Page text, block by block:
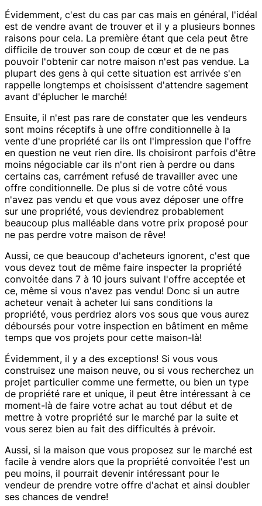
Évidemment, c'est du cas par cas mais en général, l'idéal
est de vendre avant de trouver et il y a plusieurs bonnes
raisons pour cela. La première étant que cela peut être
difficile de trouver son coup de cœur et de ne pas
pouvoir l'obtenir car notre maison n'est pas vendue. La
plupart des gens à qui cette situation est arrivée s'en
rappelle longtemps et choisissent d'attendre sagement
avant d'éplucher le marché!
Ensuite, il n'est pas rare de constater que les vendeurs
sont moins réceptifs à une offre conditionnelle à la
vente d'une propriété car ils ont l'impression que l'offre
en question ne veut rien dire. Ils choisiront parfois d'être
moins négociable car ils n'ont rien à perdre ou dans
certains cas, carrément refusé de travailler avec une
offre conditionnelle. De plus si de votre côté vous
n'avez pas vendu et que vous avez déposer une offre
sur une propriété, vous deviendrez probablement
beaucoup plus malléable dans votre prix proposé pour
ne pas perdre votre maison de rêve!
Aussi, ce que beaucoup d'acheteurs ignorent, c'est que
vous devez tout de même faire inspecter la propriété
convoitée dans 7 à 10 jours suivant l'offre acceptée et
ce, même si vous n'avez pas vendu! Donc si un autre
acheteur venait à acheter lui sans conditions la
propriété, vous perdriez alors vos sous que vous aurez
déboursés pour votre inspection en bâtiment en même
temps que vos projets pour cette maison-là!
Évidemment, il y a des exceptions! Si vous vous
construisez une maison neuve, ou si vous recherchez un
projet particulier comme une fermette, ou bien un type
de propriété rare et unique, il peut être intéressant à ce
moment-là de faire votre achat au tout début et de
mettre à votre propriété sur le marché par la suite et
vous serez bien au fait des difficultés à prévoir.
Aussi, si la maison que vous proposez sur le marché est
facile à vendre alors que la propriété convoitée l'est un
peu moins, il pourrait devenir intéressant pour le
vendeur de prendre votre offre d'achat et ainsi doubler
ses chances de vendre!